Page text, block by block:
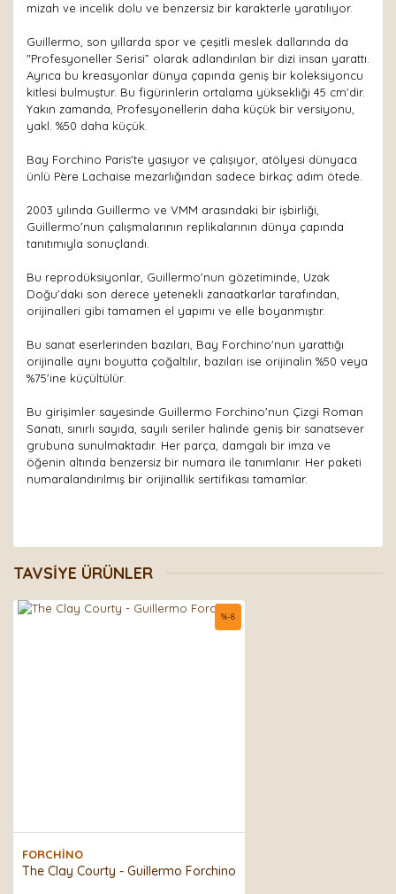
mizah ve incelik dolu ve benzersiz bir karakterle yaratılıyor.
Guillermo, son yıllarda spor ve çeşitli meslek dallarında da
"Profesyoneller Serisi” olarak adlandırılan bir dizi insan yarattı.
Ayrıca bu kreasyonlar dünya çapında geniş bir koleksiyoncu
kitlesi bulmuştur. Bu figürinlerin ortalama yüksekliği 45 cm'dir.
Yakın zamanda, Profesyonellerin daha küçük bir versiyonu,
yakl. %50 daha küçük.
Bay Forchino Paris'te yaşıyor ve çalışıyor, atölyesi dünyaca
ünlü Père Lachaise mezarlığından sadece birkaç adım ötede.
2003 yılında Guillermo ve VMM arasındaki bir işbirliği,
Guillermo'nun çalışmalarının replikalarının dünya çapında
tanıtımıyla sonuçlandı.
Bu reprodüksiyonlar, Guillermo'nun gözetiminde, Uzak
Doğu'daki son derece yetenekli zanaatkarlar tarafından,
orijinalleri gibi tamamen el yapımı ve elle boyanmıştır.
Bu sanat eserlerinden bazıları, Bay Forchino'nun yarattığı
orijinalle aynı boyutta çoğaltılır, bazıları ise orijinalin %50 veya
%75'ine küçültülür.
Bu girişimler sayesinde Guillermo Forchino'nun Çizgi Roman
Sanatı, sınırlı sayıda, sayılı seriler halinde geniş bir sanatsever
grubuna sunulmaktadır. Her parça, damgalı bir imza ve
öğenin altında benzersiz bir numara ile tanımlanır. Her paketi
numaralandırılmış bir orijinallik sertifikası tamamlar.
Bu ürüne ilk yorumu siz yapın!
Yorum Yaz
formunu kullanarak tarafımıza iletebilirsiniz.
TAVSİYE ÜRÜNLER
FORCHİNO
The Clay Courty - Guillermo Forchino
%-8